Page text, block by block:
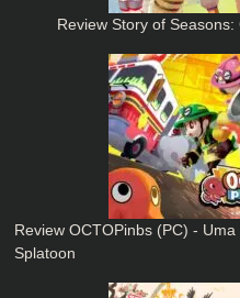
Review Story of
Review OCTOPinbs (PC) -
Splatoon